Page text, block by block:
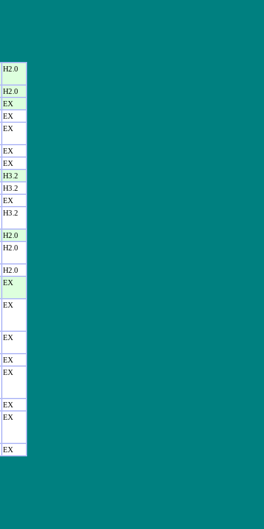
H2.0
H2.0
EX
EX
EX
EX
EX
H3.2
H3.2
EX
H3.2
H2.0
H2.0
H2.0
EX
EX
EX
EX
EX
EX
EX
EX